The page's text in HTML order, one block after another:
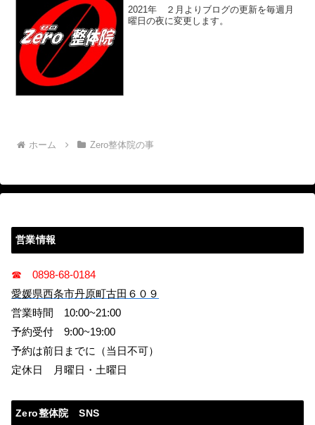
2021年 ２月よりブログの更新を毎週月
曜日の夜に変更します。
ホーム Zero整体院の事
営業情報
☎ 0898-68-0184
愛媛県西条市丹原町古田６０９
営業時間 10:00~21:00
予約受付 9:00~19:00
予約は前日までに（当日不可）
定休日 月曜日・土曜日
Zero整体院 SNS